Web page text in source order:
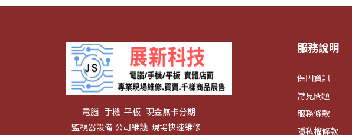
電腦 手機 平板 現金無卡分期
監視器設備 公司維護 現場快速維修
服務說明
保固資訊
常見問題
服務條款
隱私權條款